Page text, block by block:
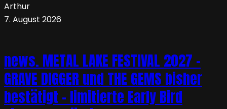
Arthur
7. August 2026
news. METAL LAKE FESTIVAL 2027 –
GRAVE DIGGER und THE GEMS bisher
bestätigt – limitierte Early Bird